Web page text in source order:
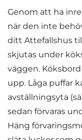
Genom att ha
när den inte
ditt Attefallshus
skjutas under
väggen.
upp. Låga puffar
avställningsyta
sedan förvaras
Häng